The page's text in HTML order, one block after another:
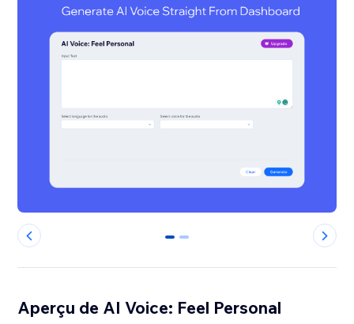
0 1
Aperçu de AI Voice: Feel Personal